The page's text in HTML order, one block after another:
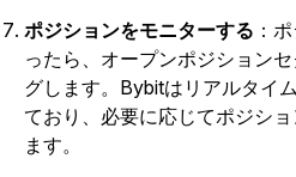
ポジションをモニターする ：
ったら、オープンポジション
グします。Bybitはリアルタイ
ており、必要に応じてポジシ
ます。